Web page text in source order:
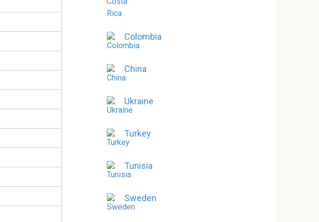
Colombia
China
Ukraine
Turkey
Tunisia
Sweden